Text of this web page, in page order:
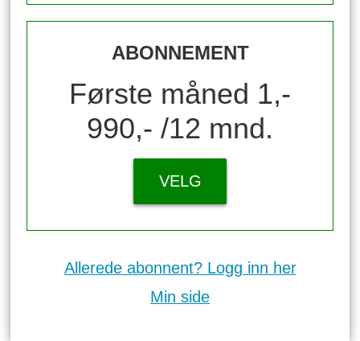
ABONNEMENT
Første måned 1,-
990,- /12 mnd.
VELG
Allerede abonnent? Logg inn her
Min side